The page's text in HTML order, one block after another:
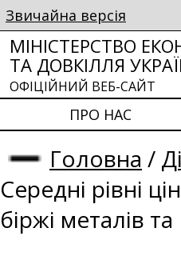
Звичайна версія
МІНІСТЕРСТВО
ТА ДОВКІЛЛЯ
ОФІЦІЙНИЙ ВЕБ-САЙТ
ПРО НАС
Головна /
Середні рівні
біржі металів